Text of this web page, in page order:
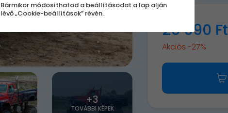
+3
TOVÁBBI KÉPEK
26 990 Ft
Akciós -27%
Bármikor módosíthatod a beállításodat a lap alján
lévő „Cookie-beállítások” révén.